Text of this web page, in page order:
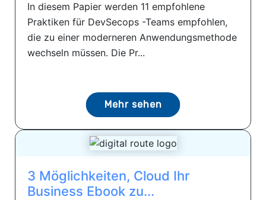
In diesem Papier werden 11 empfohlene
Praktiken für DevSecops -Teams empfohlen,
die zu einer moderneren Anwendungsmethode
wechseln müssen. Die Pr...
Mehr sehen
3 Möglichkeiten, Cloud Ihr
Business Ebook zu...